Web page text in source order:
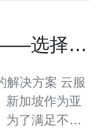
选择可
方案 云服
新加坡作为亚
为了满足不同